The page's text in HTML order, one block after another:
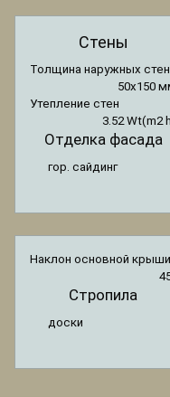
Стены
Толщина наружных стен
50x150
Утепление стен
3.52 Wt(m2
Отделка фасада
гор. сайдинг
Наклон основной крыши
Стропила
доски